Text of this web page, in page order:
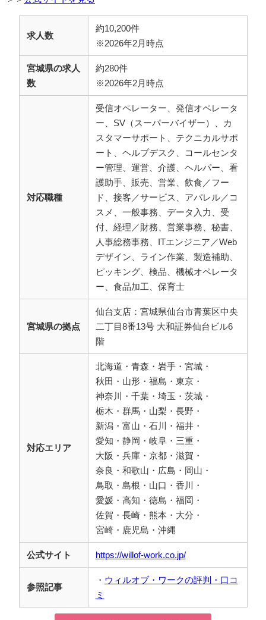
求人数
約10,200件
※2026年2月時点
宮城県の求人
数
約280件
※2026年2月時点
対応職種
受信オペレーター、発信オペレータ
ー、SV（スーパーバイザー）、カ
スタマーサポート、テクニカルサポ
ート、ヘルプデスク、コールセンタ
ー管理、運営、介護、ヘルパー、看
護助手、販売、営業、飲食／フー
ド、接客／サービス、アパレル／コ
スメ、一般事務、データ入力、受
付、経理／財務、営業事務、秘書、
人事総務事務、ITエンジニア／Web
デザイン、ライン作業、製造補助、
ピッキング、検品、機械オペレータ
ー、食品加工、保育士
宮城県の拠点
仙台支店：宮城県仙台市青葉区中央
二丁目8番13号 大和証券仙台ビル6
階
対応エリア
北海道・青森・岩手・宮城・
秋田・山形・福島・東京・
神奈川・千葉・埼玉・茨城・
栃木・群馬・山梨・長野・
新潟・富山・石川・福井・
愛知・静岡・岐阜・三重・
大阪・兵庫・京都・滋賀・
奈良・和歌山・広島・岡山・
鳥取・島根・山口・香川・
愛媛・高知・徳島・福岡・
佐賀・長崎・熊本・大分・
宮崎・鹿児島・沖縄
公式サイト https://willof-work.co.jp/
参照記事
・ ウィルオブ・ワークの評判・口コ
ミ